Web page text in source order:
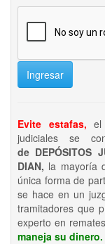
Ingresar
Evite estafas, el
judiciales se
de DEPÓSITOS
DIAN, la mayoría
única forma de
se hace en un
tramitadores que
experto en
maneja su dinero.